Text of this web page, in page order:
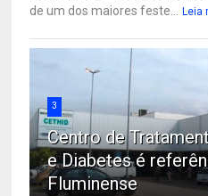
de um dos maiores feste...
Leia
3
Centro de
e Diabetes é
Fluminense